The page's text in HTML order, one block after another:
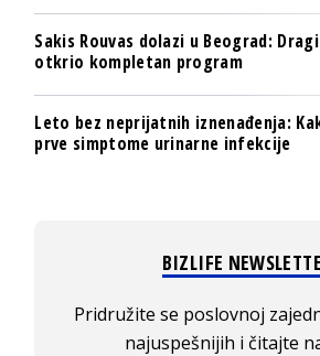
Sakis Rouvas dolazi u Beograd:
otkrio kompletan program
Leto bez neprijatnih iznenađenja:
prve simptome urinarne infekcije
BIZLIFE
Pridružite se poslovnoj
najuspešnijih i čitajte